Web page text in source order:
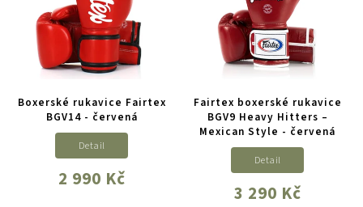
Boxerské rukavice Fairtex
BGV14 - červená
2 990 Kč
Detail
Fairtex boxerské rukavice
BGV9 Heavy Hitters –
Mexican Style - červená
3 290 Kč
Detail